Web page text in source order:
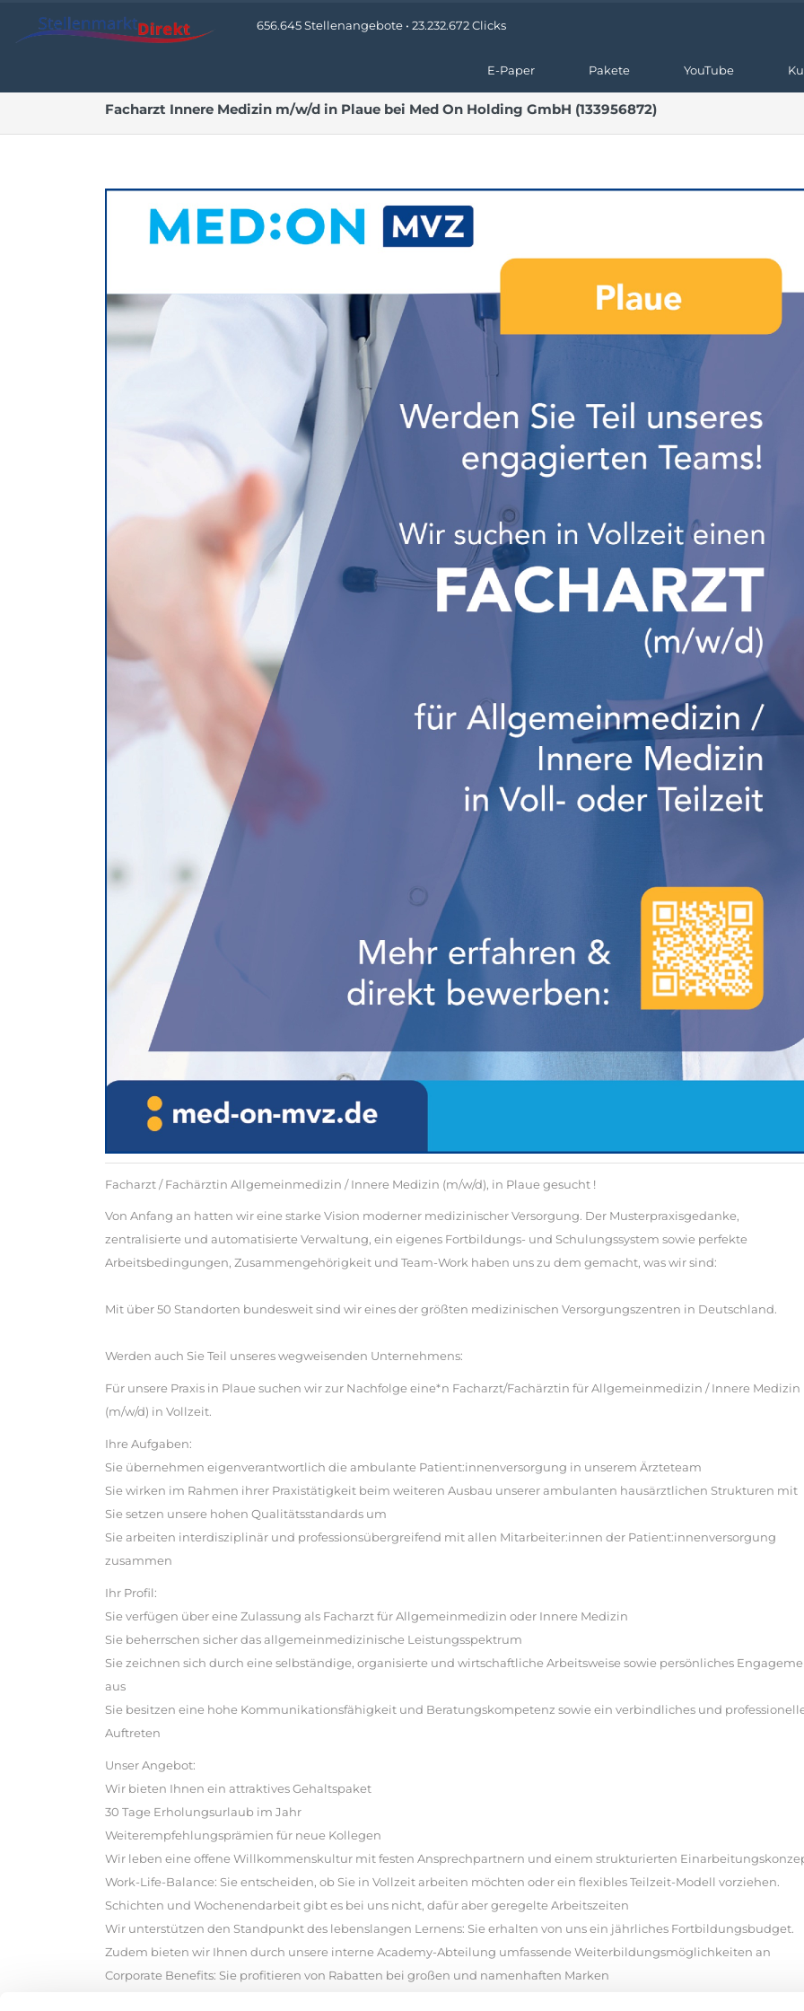
656.645 Stellenangebote • 23.232.672 Clicks
E-Paper Pakete YouTube
Facharzt Innere Medizin m/w/d in Plaue bei Med On Holding GmbH (133956872)
Facharzt / Fachärztin Allgemeinmedizin / Innere Medizin (m/w/d), in Plaue gesucht !
Von Anfang an hatten wir eine starke Vision moderner medizinischer Versorgung. Der Musterpraxisgedanke,
zentralisierte und automatisierte Verwaltung, ein eigenes Fortbildungs- und Schulungssystem sowie perfekte
Arbeitsbedingungen, Zusammengehörigkeit und Team-Work haben uns zu dem gemacht, was wir sind:
Mit über 50 Standorten bundesweit sind wir eines der größten medizinischen Versorgungszentren in Deutschland.
Werden auch Sie Teil unseres wegweisenden Unternehmens:
Für unsere Praxis in Plaue suchen wir zur Nachfolge eine*n Facharzt/Fachärztin für Allgemeinmedizin / Innere Medizin
(m/w/d) in Vollzeit.
Ihre Aufgaben:
Sie übernehmen eigenverantwortlich die ambulante Patient:innenversorgung in unserem Ärzteteam
Sie wirken im Rahmen ihrer Praxistätigkeit beim weiteren Ausbau unserer ambulanten hausärztlichen Strukturen mit
Sie setzen unsere hohen Qualitätsstandards um
Sie arbeiten interdisziplinär und professionsübergreifend mit allen Mitarbeiter:innen der Patient:innenversorgung
zusammen
Ihr Profil:
Sie verfügen über eine Zulassung als Facharzt für Allgemeinmedizin oder Innere Medizin
Sie beherrschen sicher das allgemeinmedizinische Leistungsspektrum
Sie zeichnen sich durch eine selbständige, organisierte und wirtschaftliche Arbeitsweise sowie persönliches
aus
Sie besitzen eine hohe Kommunikationsfähigkeit und Beratungskompetenz sowie ein verbindliches und
Auftreten
Unser Angebot:
Wir bieten Ihnen ein attraktives Gehaltspaket
30 Tage Erholungsurlaub im Jahr
Weiterempfehlungsprämien für neue Kollegen
Wir leben eine offene Willkommenskultur mit festen Ansprechpartnern und einem strukturierten
Work-Life-Balance: Sie entscheiden, ob Sie in Vollzeit arbeiten möchten oder ein flexibles Teilzeit-Modell vorziehen.
Schichten und Wochenendarbeit gibt es bei uns nicht, dafür aber geregelte Arbeitszeiten
Wir unterstützen den Standpunkt des lebenslangen Lernens: Sie erhalten von uns ein jährliches Fortbildungsbudget.
Zudem bieten wir Ihnen durch unsere interne Academy-Abteilung umfassende Weiterbildungsmöglichkeiten an
Corporate Benefits: Sie profitieren von Rabatten bei großen und namenhaften Marken